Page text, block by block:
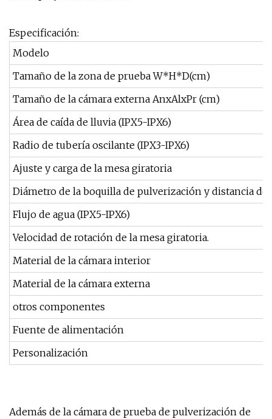
Especificación:
Modelo
Tamaño de la zona de prueba W*H*D(cm)
Tamaño de la cámara externa AnxAlxPr (cm)
Área de caída de lluvia (IPX5-IPX6)
Radio de tubería oscilante (IPX3-IPX6)
Ajuste y carga de la mesa giratoria
Diámetro de la boquilla de pulverización y distancia
Flujo de agua (IPX5-IPX6)
Velocidad de rotación de la mesa giratoria.
Material de la cámara interior
Material de la cámara externa
otros componentes
Fuente de alimentación
Personalización
Además de la cámara de prueba de pulverización de